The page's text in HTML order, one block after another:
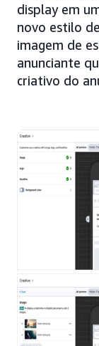
display em
novo estilo
imagem de
anunciante
criativo do